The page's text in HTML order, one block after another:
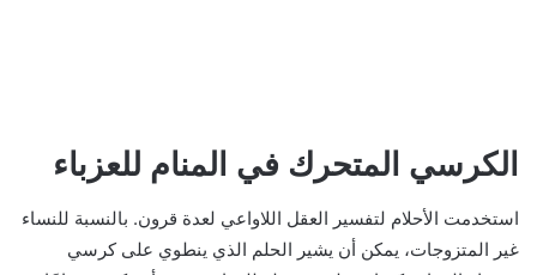
الكرسي المتحرك في المنام للعزباء
استخدمت الأحلام لتفسير العقل اللاواعي لعدة قرون. بالنسبة للنساء
غير المتزوجات، يمكن أن يشير الحلم الذي ينطوي على كرسي